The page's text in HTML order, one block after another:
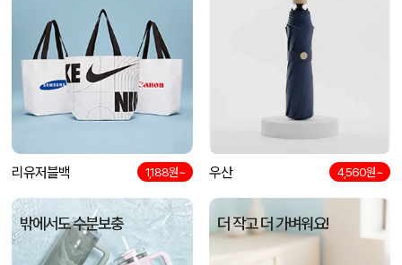
리유저블백 1,188원~ 우산 4,560원~
밖에서도 수분보충 더 작고 더 가벼워요!